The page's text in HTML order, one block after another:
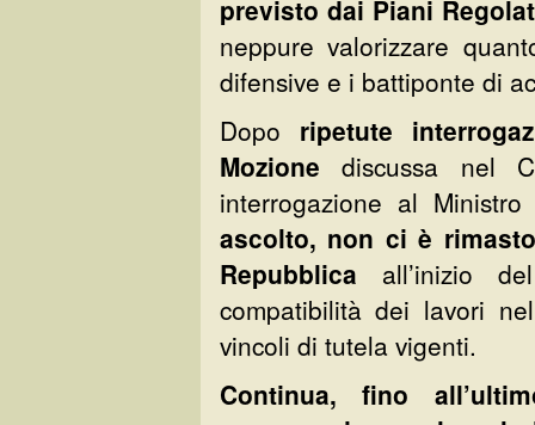
previsto dai Piani
neppure valorizzare
difensive e i battiponte di
Dopo ripetute
Mozione discussa nel
interrogazione al
ascolto, non ci è
Repubblica all’inizio
compatibilità dei lavori
vincoli di tutela vigenti.
Continua, fino